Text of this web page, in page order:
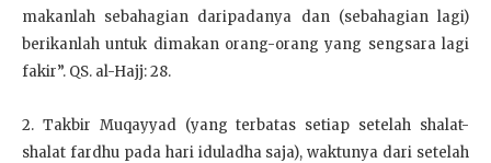
makanlah sebahagian daripadanya dan (sebahagian lagi)
berikanlah untuk dimakan orang-orang yang sengsara lagi
fakir”. QS. al-Hajj: 28.
2. Takbir Muqayyad (yang terbatas setiap setelah shalat-
shalat fardhu pada hari iduladha saja), waktunya dari setelah